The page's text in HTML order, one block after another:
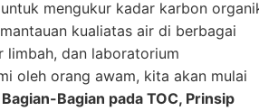
mengukur kadar karbon
kualiatas air di berbagai
limbah, dan laboratorium
oleh orang awam, kita akan mulai
Bagian pada TOC, Prinsip